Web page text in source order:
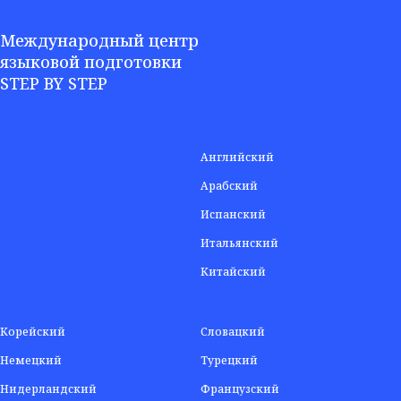
Международный центр
языковой подготовки
STEP BY STEP
Английский
Арабский
Испанский
Итальянский
Китайский
Корейский
Немецкий
Нидерландский
Словацкий
Турецкий
Французский